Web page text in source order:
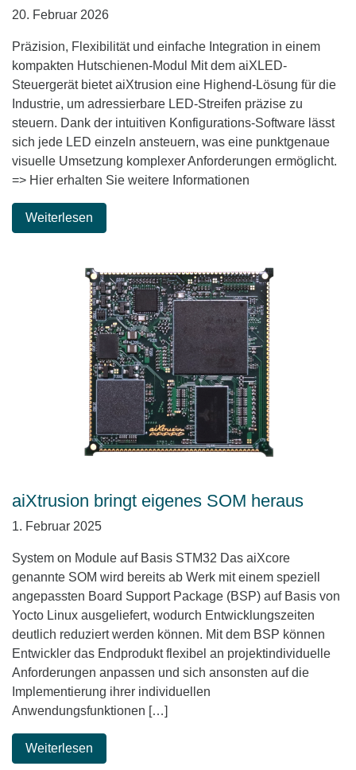
20. Februar 2026
Präzision, Flexibilität und einfache Integration in einem
kompakten Hutschienen-Modul Mit dem aiXLED-
Steuergerät bietet aiXtrusion eine Highend-Lösung für die
Industrie, um adressierbare LED-Streifen präzise zu
steuern. Dank der intuitiven Konfigurations-Software lässt
sich jede LED einzeln ansteuern, was eine punktgenaue
visuelle Umsetzung komplexer Anforderungen ermöglicht.
=> Hier erhalten Sie weitere Informationen
Weiterlesen
aiXtrusion bringt eigenes SOM heraus
1. Februar 2025
System on Module auf Basis STM32 Das aiXcore
genannte SOM wird bereits ab Werk mit einem speziell
angepassten Board Support Package (BSP) auf Basis von
Yocto Linux ausgeliefert, wodurch Entwicklungszeiten
deutlich reduziert werden können. Mit dem BSP können
Entwickler das Endprodukt flexibel an projektindividuelle
Anforderungen anpassen und sich ansonsten auf die
Implementierung ihrer individuellen
Anwendungsfunktionen […]
Weiterlesen